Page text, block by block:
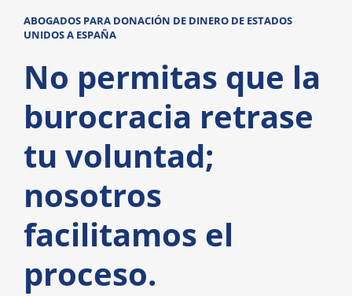
ABOGADOS PARA DONACIÓN DE DINERO DE ESTADOS
UNIDOS A ESPAÑA
No permitas que la
burocracia retrase
tu voluntad;
nosotros
facilitamos el
proceso.